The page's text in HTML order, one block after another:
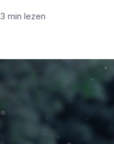
3 min lezen